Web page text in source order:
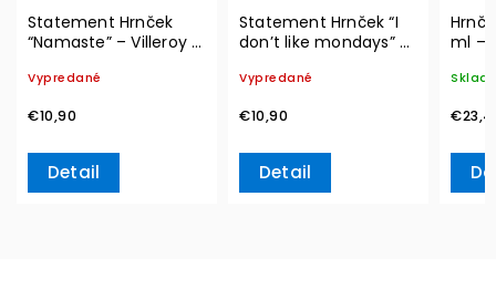
Statement Hrnček
“Namaste” – Villeroy &
Vypredané
€10,90
Detail
Statement Hrnček “I
don’t like mondays” –
Vypredané
€10,90
Detail
ml –